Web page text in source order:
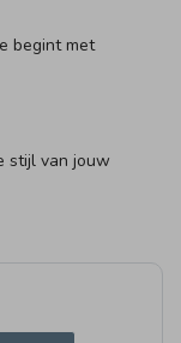
begint met
stijl van jouw